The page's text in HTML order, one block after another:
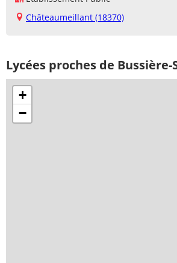
Châteaumeillant (18370)
Lycées proches de Bussière-
+
−